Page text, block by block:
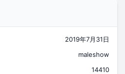
2019年7月31日
maleshow
14410